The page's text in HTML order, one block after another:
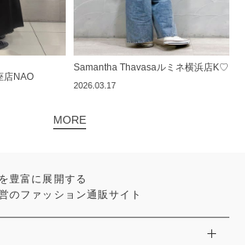
店NAO
2026.03.17
Samantha Thavasaルミネ横浜店K♡
MORE
豊富に展開する
のファッション通販サイト